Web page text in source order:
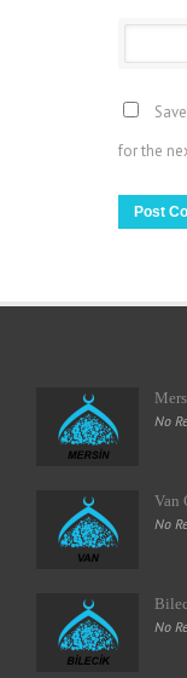
for the
No
Van
No
No